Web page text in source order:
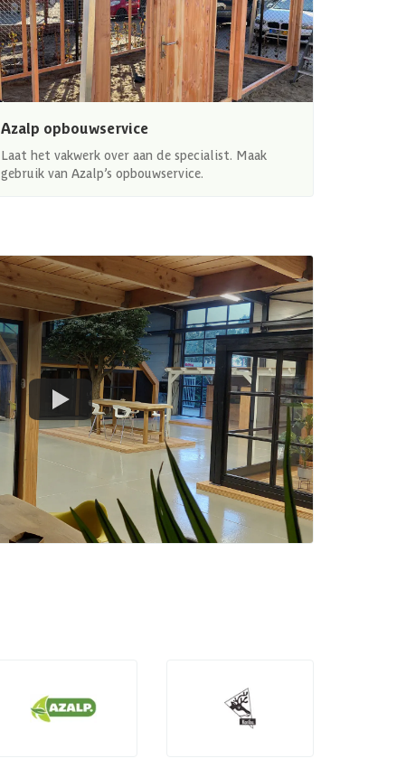
Azalp opbouwservice
Laat het vakwerk over aan de specialist. Maak
gebruik van Azalp’s opbouwservice.